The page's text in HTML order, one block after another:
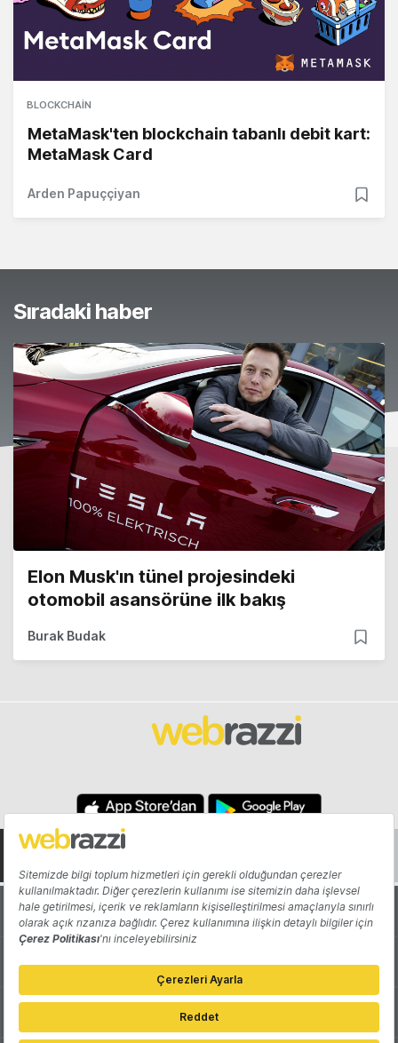
BLOCKCHAIN
MetaMask'ten blockchain tabanlı debit kart:
MetaMask Card
Arden Papuççiyan
Sıradaki haber
Elon Musk'ın tünel projesindeki
otomobil asansörüne ilk bakış
Burak Budak
Hakkında Yazarlar
Katkıda Bulun Reklam